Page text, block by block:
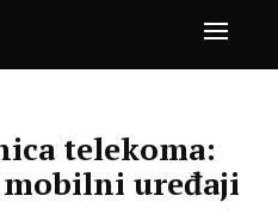
telekoma:
uređaji